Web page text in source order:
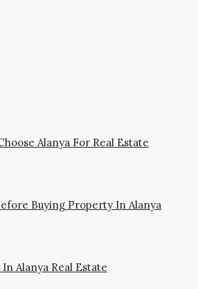
Alanya For Real Estate
Buying Property In Alanya
Alanya Real Estate